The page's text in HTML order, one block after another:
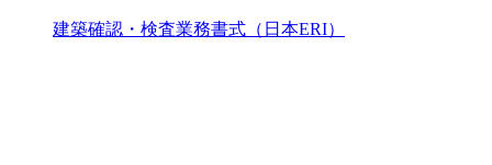
建築確認・検査業務書式（日本ERI）